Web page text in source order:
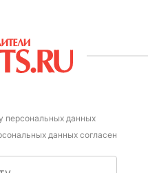
персональных данных
данных согласен